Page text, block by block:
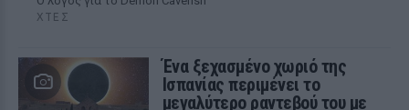
ΧΤΕΣ
Ένα ξεχασμένο χωριό της
Ισπανίας περιμένει το
μεγαλύτερο ραντεβού του με